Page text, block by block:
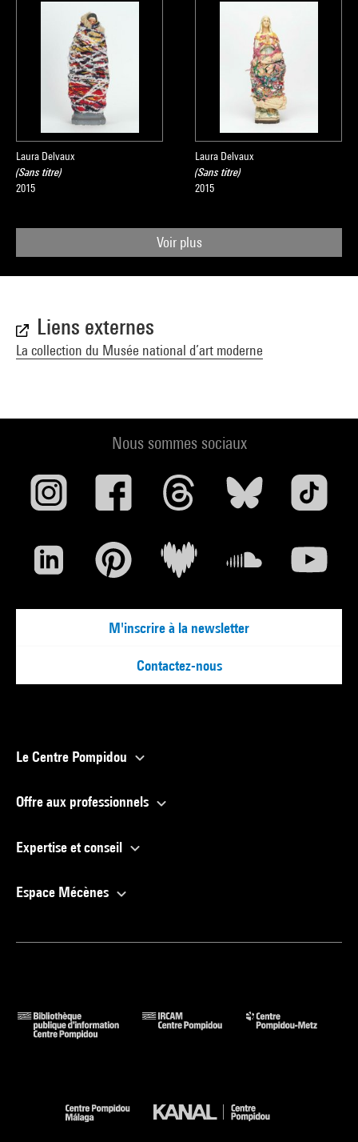
Laura Delvaux
(Sans titre)
2015
Laura Delvaux
(Sans titre)
2015
Voir plus
Liens externes
La collection du Musée national d’art moderne
Nous sommes sociaux
M'inscrire à la newsletter
Contactez-nous
Le Centre Pompidou
Offre aux professionnels
Expertise et conseil
Espace Mécènes